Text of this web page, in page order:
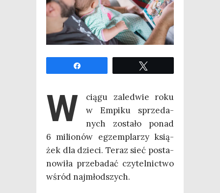
W
cią­gu zale­d­wie roku
w Empi­ku sprze­da­
nych zosta­ło ponad
6 milio­nów egzem­pla­rzy ksią­
żek dla dzie­ci. Teraz sieć posta­
no­wi­ła prze­ba­dać czy­tel­nic­two
wśród najmłodszych.